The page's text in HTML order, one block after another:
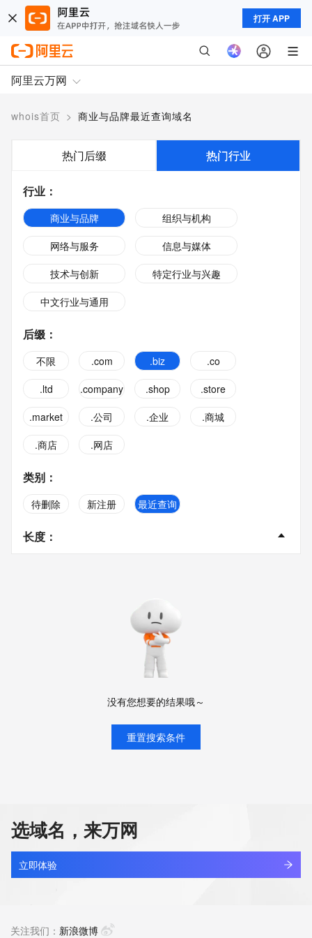
打开 APP
阿里云万网
whois首页 > 商业与品牌最近查询域名
热门后缀 热门行业
行业 ：
商业与品牌
组织与机构
网络与服务
信息与媒体
技术与创新
特定行业与兴趣
中文行业与通用
后缀 ：
不限 .com .biz
.co
.ltd
.company .shop
.store
.market
.公司 .企业
.商城
.商店
.网店
类别 ：
待删除 新注册 最近查询
长度 ：
没有您想要的结果哦～
重置搜索条件
选域名，来万网
立即体验
关注我们： 新浪微博